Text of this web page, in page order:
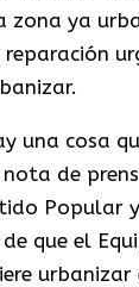
zona ya
reparación
una cosa
de
Popular
que el